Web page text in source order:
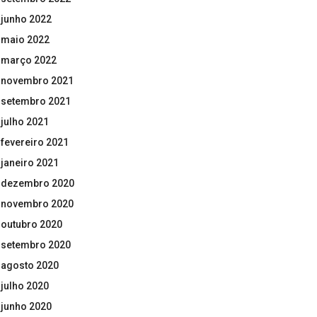
junho 2022
maio 2022
março 2022
novembro 2021
setembro 2021
julho 2021
fevereiro 2021
janeiro 2021
dezembro 2020
novembro 2020
outubro 2020
setembro 2020
agosto 2020
julho 2020
junho 2020